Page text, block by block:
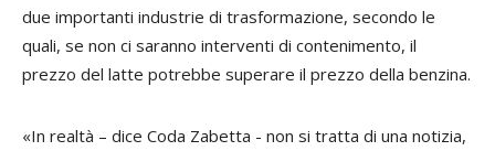
due importanti industrie di trasformazione, secondo le
quali, se non ci saranno interventi di contenimento, il
prezzo del latte potrebbe superare il prezzo della benzina.
«In realtà – dice Coda Zabetta - non si tratta di una notizia,